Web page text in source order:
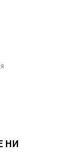
НИ